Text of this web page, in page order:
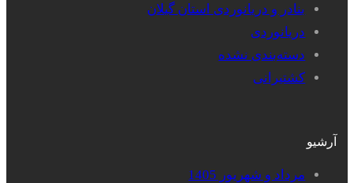
بنادر و دریانوردی استان گیلان
دریانوردی
دسته‌بندی نشده
کشتیرانی
آرشیو
مرداد و شهریور 1405